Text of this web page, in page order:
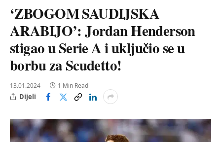
‘ZBOGOM SAUDIJSKA
ARABIJO’: Jordan Henderson
stigao u Serie A i uključio se u
borbu za Scudetto!
13.01.2024 1 Min Read
Dijeli